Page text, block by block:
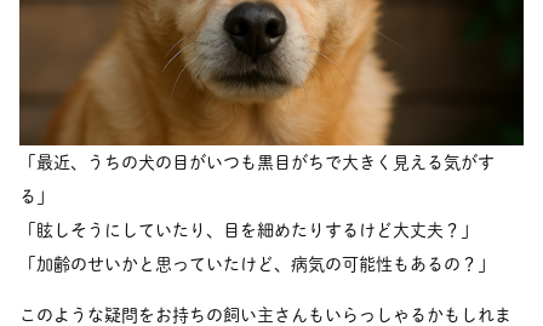
「最近、うちの犬の目がいつも黒目がちで大きく見える気がす
る」
「眩しそうにしていたり、目を細めたりするけど大丈夫？」
「加齢のせいかと思っていたけど、病気の可能性もあるの？」
このような疑問をお持ちの飼い主さんもいらっしゃるかもしれま